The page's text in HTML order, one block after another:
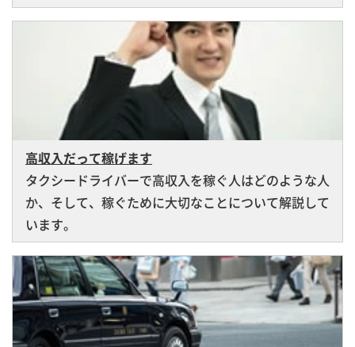
高収入だって稼げます
タクシードライバーで高収入を稼ぐ人はどのような人
か、そして、稼ぐために大切なことについて解説して
います。